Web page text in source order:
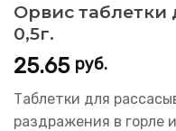
Орвис
0,5г.
25.65 руб.
Таблетки для
раздражения в горле